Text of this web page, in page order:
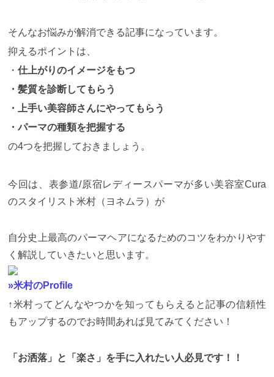
そんなお悩みが解消できる記事になっています。
抑えるポイントは、
・ 仕上がりのイメージをもつ
・髪質を診断してもらう
・上手い美容師さんにやってもらう
・パーマの種類を把握する
の4つを把握しておきましょう。
今回は、表参道/原宿レディースパーマが多い美容室Cura
のスタイリスト米村（ヨネムラ）が
自分史上最高のパーマヘアになるためのコツをわかりやす
く解説していきたいと思います。
»米村のProfile
↑米村ってどんなやつかを知ってもらえると記事の信頼性
もアップするのでお時間あれば見てみてください！
「お洒落」と「楽さ」を手に入れたい人必見です！！